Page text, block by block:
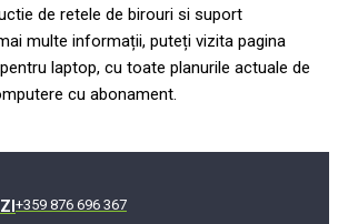
de retele de birouri si suport
multe informații, puteți vizita pagina
laptop, cu toate planurile actuale de
cu abonament.
+359 876 696 367